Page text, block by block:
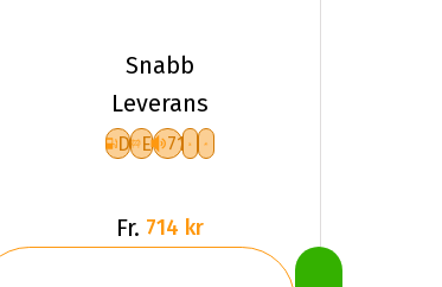
XL NC
Snabb
Leverans
D E 71
Fr. 714 kr